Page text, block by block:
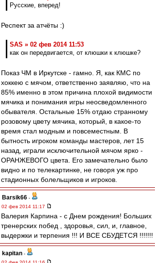
Русские, вперед!
Респект за атчёты :)
SAS » 02 фев 2014 11:53
как он передвигается, от клюшки к клюшке?
Показ ЧМ в Иркутске - гамно. Я, как КМС по
хоккею с мячом, ответственно заявляю, что на
85% именно в этом причина плохой видимости
мячика и понимания игры неосведомленного
обывателя. Остальные 15% отдаю странному
розовому цвету мячика, который, в какое-то
время стал модным и повсеместным. В
бытность игроком команды мастеров, лет 15
назад, играли исключительной мячом ярко -
ОРАНЖЕВОГО цвета. Его замечательно было
видно и по телекартинке, не говоря уж про
стадионных болельщиков и игроков.
Barsik66 -
02 фев 2014 11:17
Валерия Карпина - с Днем рождения! Больших
тренерских побед , здоровья, сил, и, главное,
выдержки и терпения !!! И ВСЕ СБУДЕТСЯ !!!!!!!
kapitan -